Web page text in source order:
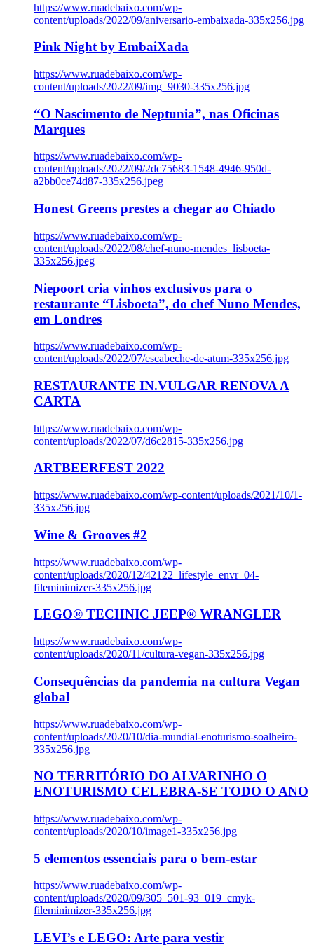
https://www.ruadebaixo.com/wp-
content/uploads/2022/09/aniversario-embaixada-335x256.jpg
Pink Night by EmbaiXada
https://www.ruadebaixo.com/wp-
content/uploads/2022/09/img_9030-335x256.jpg
“O Nascimento de Neptunia”, nas Oficinas
Marques
https://www.ruadebaixo.com/wp-
content/uploads/2022/09/2dc75683-1548-4946-950d-
a2bb0ce74d87-335x256.jpeg
Honest Greens prestes a chegar ao Chiado
https://www.ruadebaixo.com/wp-
content/uploads/2022/08/chef-nuno-mendes_lisboeta-
335x256.jpeg
Niepoort cria vinhos exclusivos para o
restaurante “Lisboeta”, do chef Nuno Mendes,
em Londres
https://www.ruadebaixo.com/wp-
content/uploads/2022/07/escabeche-de-atum-335x256.jpg
RESTAURANTE IN.VULGAR RENOVA A
CARTA
https://www.ruadebaixo.com/wp-
content/uploads/2022/07/d6c2815-335x256.jpg
ARTBEERFEST 2022
https://www.ruadebaixo.com/wp-content/uploads/2021/10/1-
335x256.jpg
Wine & Grooves #2
https://www.ruadebaixo.com/wp-
content/uploads/2020/12/42122_lifestyle_envr_04-
fileminimizer-335x256.jpg
LEGO® TECHNIC JEEP® WRANGLER
https://www.ruadebaixo.com/wp-
content/uploads/2020/11/cultura-vegan-335x256.jpg
Consequências da pandemia na cultura Vegan
global
https://www.ruadebaixo.com/wp-
content/uploads/2020/10/dia-mundial-enoturismo-soalheiro-
335x256.jpg
NO TERRITÓRIO DO ALVARINHO O
ENOTURISMO CELEBRA-SE TODO O ANO
https://www.ruadebaixo.com/wp-
content/uploads/2020/10/image1-335x256.jpg
5 elementos essenciais para o bem-estar
https://www.ruadebaixo.com/wp-
content/uploads/2020/09/305_501-93_019_cmyk-
fileminimizer-335x256.jpg
LEVI’s e LEGO: Arte para vestir